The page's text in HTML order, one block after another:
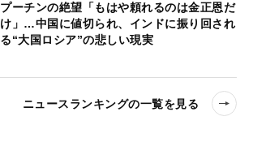
プーチンの絶望「もはや頼れるのは金正恩だ
け」…中国に値切られ、インドに振り回され
る“大国ロシア”の悲しい現実
ニュースランキングの一覧を見る